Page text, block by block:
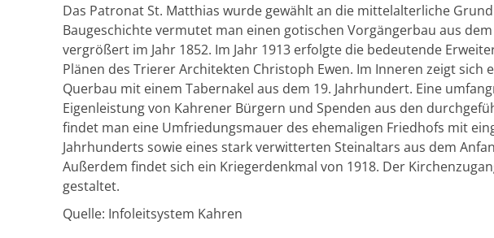
Das Patronat St. Matthias wurde gewählt an die mittelalterliche
Baugeschichte vermutet man einen gotischen Vorgängerbau aus
vergrößert im Jahr 1852. Im Jahr 1913 erfolgte die bedeutende
Plänen des Trierer Architekten Christoph Ewen. Im Inneren zeigt
Querbau mit einem Tabernakel aus dem 19. Jahrhundert. Eine
Eigenleistung von Kahrener Bürgern und Spenden aus den
findet man eine Umfriedungsmauer des ehemaligen Friedhofs mit
Jahrhunderts sowie eines stark verwitterten Steinaltars aus dem
Außerdem findet sich ein Kriegerdenkmal von 1918. Der
gestaltet.
Quelle: Infoleitsystem Kahren